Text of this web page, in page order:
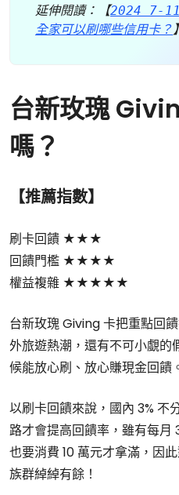
延伸閱讀：【2024 7-11
全家可以刷哪些信用卡？】
台新玫瑰
嗎？
【推薦指數】
刷卡回饋 ★★★
回饋門檻 ★★★★
權益複雜 ★★★★★
台新玫瑰 Giving 卡把重點回
外旅遊熱潮，還有不可小覷的
候能放心刷、放心賺現金回饋
以刷卡回饋來說，國內 3% 不
路才會提高回饋率，雖有每月
也要消費 10 萬元才拿滿，因
族群綽綽有餘！